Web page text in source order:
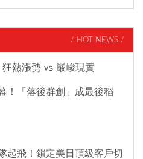
/ HOT NEWS /
熱漲勢 vs 嚴峻現實
！「落後群創」成最後稻
起飛！鎖定美日頂級客戶切